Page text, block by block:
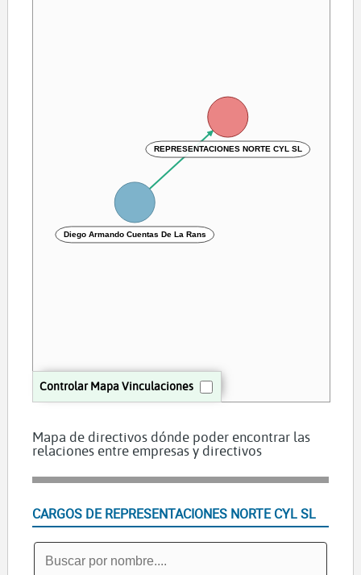
Controlar Mapa Vinculaciones
REPRESENTACIONES NORTE CYL SL
Diego Armando Cuentas De La Rans
Mapa de directivos dónde poder encontrar las
relaciones entre empresas y directivos
CARGOS DE REPRESENTACIONES NORTE CYL SL